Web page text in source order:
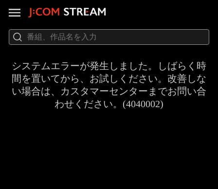
システムエラーが発生しました。しばらく時
間を置いてから、お試しください。改善しな
い場合は、カスタマーセンターまでお問い合
わせください。(4040002)